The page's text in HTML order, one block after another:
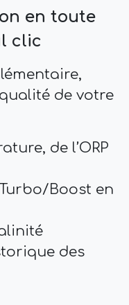
en toute
clic
de votre
de l’ORP
Boost en
des